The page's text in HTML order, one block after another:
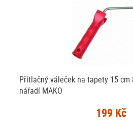
Přítlačný váleček na tapety 15
nářadí MAKO
199 Kč